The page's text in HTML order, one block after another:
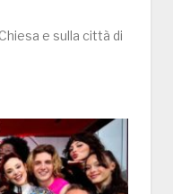
e sulla città di